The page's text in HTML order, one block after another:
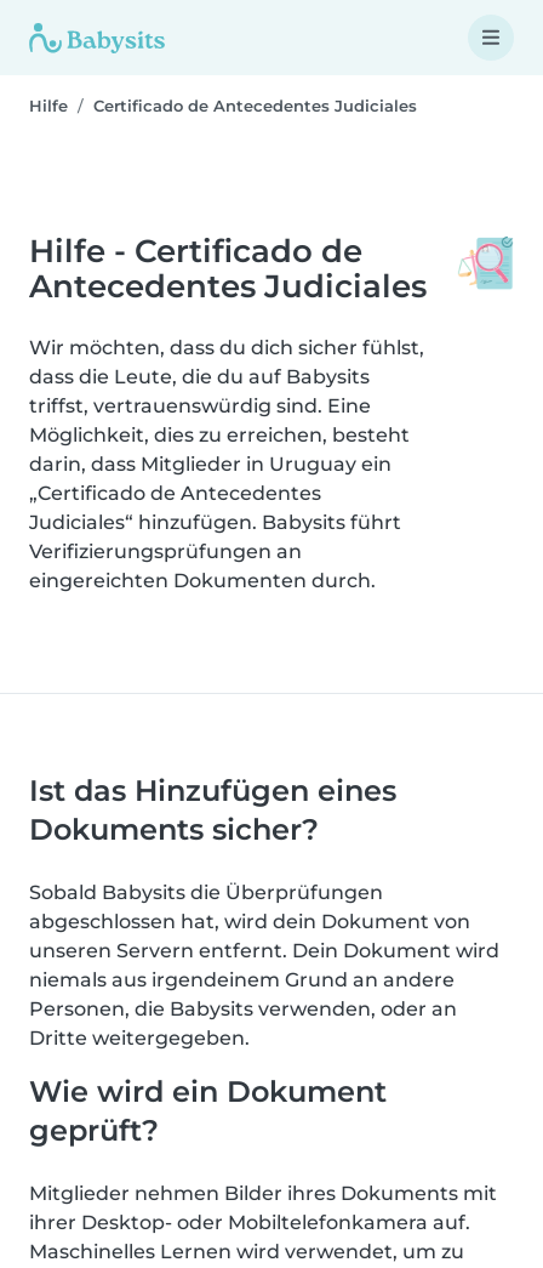
Hilfe Certificado de Antecedentes Judiciales
Hilfe - Certificado de
Antecedentes Judiciales
Wir möchten, dass du dich sicher fühlst,
dass die Leute, die du auf Babysits
triffst, vertrauenswürdig sind. Eine
Möglichkeit, dies zu erreichen, besteht
darin, dass Mitglieder in Uruguay ein
„Certificado de Antecedentes
Judiciales“ hinzufügen. Babysits führt
Verifizierungsprüfungen an
eingereichten Dokumenten durch.
Ist das Hinzufügen eines
Dokuments sicher?
Sobald Babysits die Überprüfungen
abgeschlossen hat, wird dein Dokument von
unseren Servern entfernt. Dein Dokument wird
niemals aus irgendeinem Grund an andere
Personen, die Babysits verwenden, oder an
Dritte weitergegeben.
Wie wird ein Dokument
geprüft?
Mitglieder nehmen Bilder ihres Dokuments mit
ihrer Desktop- oder Mobiltelefonkamera auf.
Maschinelles Lernen wird verwendet, um zu